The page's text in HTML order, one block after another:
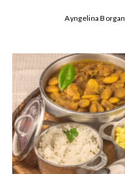
Ayngelina Borgan